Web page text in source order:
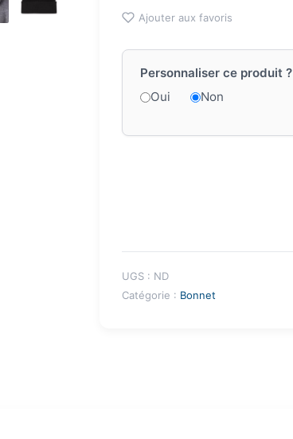
Ajouter aux favoris
Personnaliser ce produit ?
Oui
Non
UGS : ND
Catégorie : Bonnet